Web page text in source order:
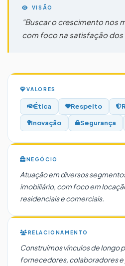
VISÃO
"Buscar o crescimento nos
com foco na satisfação dos
VALORES
Ética Respeito
Inovação Segurança
NEGÓCIO
Atuação em diversos
imobiliário, com foco em
residenciais e comerciais.
RELACIONAMENTO
Construímos vínculos de longo
fornecedores, colaboradores